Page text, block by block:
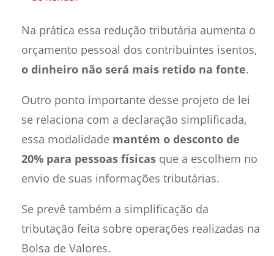
Na prática essa redução tributária aumenta o
orçamento pessoal dos contribuintes isentos,
o dinheiro não será mais retido na fonte.
Outro ponto importante desse projeto de lei
se relaciona com a declaração simplificada,
essa modalidade mantém o desconto de
20% para pessoas físicasque a escolhem no
envio de suas informações tributárias.
Se prevê também a simplificação da
tributação feita sobre operações realizadas na
Bolsa de Valores.